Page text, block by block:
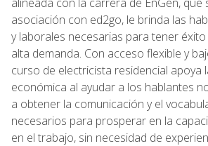
asociación con ed2go, le brinda las
y laborales necesarias para tener
alta demanda. Con acceso flexible y
curso de electricista residencial apoya
económica al ayudar a los hablantes
a obtener la comunicación y el
necesarios para prosperar en la
en el trabajo, sin necesidad de